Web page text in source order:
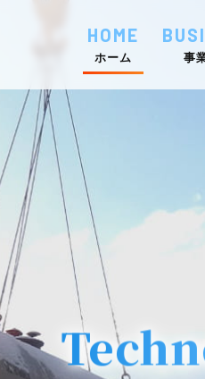
HOME
ホーム 事